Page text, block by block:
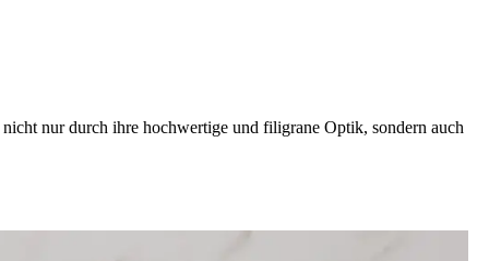
nur durch ihre hochwertige und filigrane Optik, sondern auch